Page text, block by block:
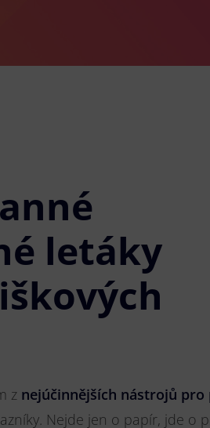
letáky
z nejúčinnějších nástrojů pro
Nejde jen o papír, jde o